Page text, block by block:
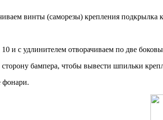
винты (саморезы) крепления подкрылка
и с удлинителем отворачиваем по две
бампера, чтобы вывести шпильки
фонари.